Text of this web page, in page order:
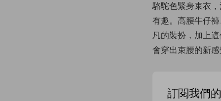
駱駝色緊身束衣
有趣。高腰牛仔
凡的裝扮，加上
會穿出束腰的新
訂閱我們